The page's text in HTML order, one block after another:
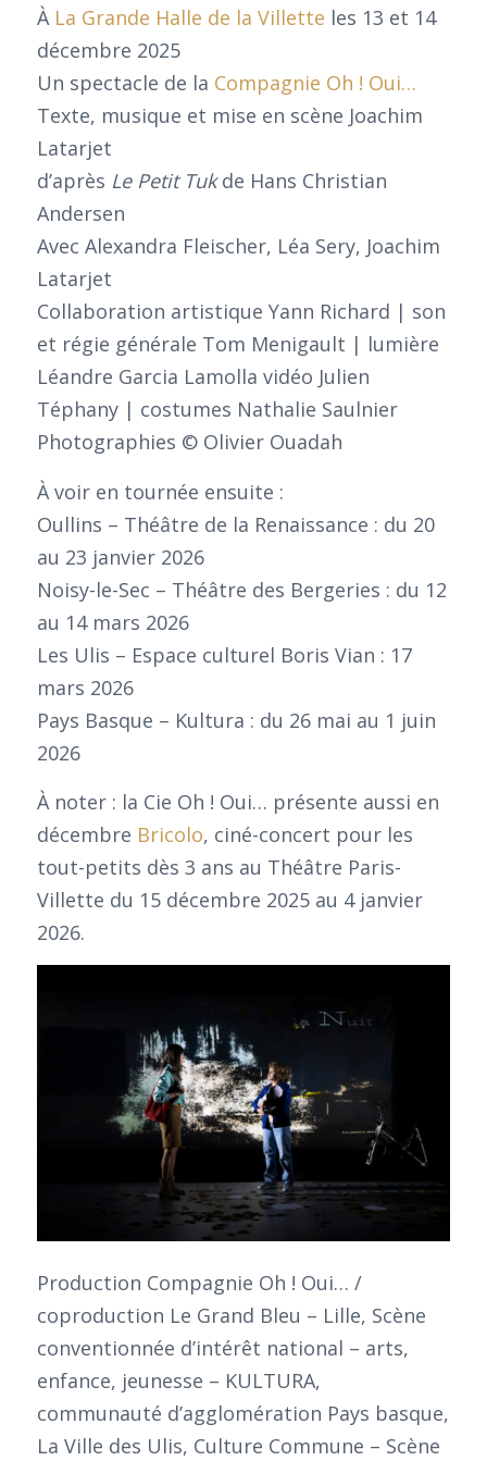
À La Grande Halle de la Villette les 13 et 14
décembre 2025
Un spectacle de la Compagnie Oh ! Oui…
Texte, musique et mise en scène Joachim
Latarjet
d’après Le Petit Tukde Hans Christian
Andersen
Avec Alexandra Fleischer, Léa Sery, Joachim
Latarjet
Collaboration artistique Yann Richard | son
et régie générale Tom Menigault | lumière
Léandre Garcia Lamolla vidéo Julien
Téphany | costumes Nathalie Saulnier
Photographies © Olivier Ouadah
À voir en tournée ensuite :
Oullins – Théâtre de la Renaissance : du 20
au 23 janvier 2026
Noisy-le-Sec – Théâtre des Bergeries : du 12
au 14 mars 2026
Les Ulis – Espace culturel Boris Vian : 17
mars 2026
Pays Basque – Kultura : du 26 mai au 1 juin
2026
À noter : la Cie Oh ! Oui… présente aussi en
décembre Bricolo, ciné-concert pour les
tout-petits dès 3 ans au Théâtre Paris-
Villette du 15 décembre 2025 au 4 janvier
2026.
Production Compagnie Oh ! Oui… /
coproduction Le Grand Bleu – Lille, Scène
conventionnée d’intérêt national – arts,
enfance, jeunesse – KULTURA,
communauté d’agglomération Pays basque,
La Ville des Ulis, Culture Commune – Scène